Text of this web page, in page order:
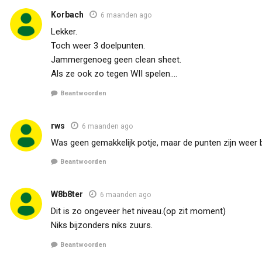
Korbach 6 maanden ago
Lekker.
Toch weer 3 doelpunten.
Jammergenoeg geen clean sheet.
Als ze ook zo tegen WII spelen….
Beantwoorden
rws 6 maanden ago
Was geen gemakkelijk potje, maar de punten zijn weer
Beantwoorden
W8b8ter 6 maanden ago
Dit is zo ongeveer het niveau.(op zit moment)
Niks bijzonders niks zuurs.
Beantwoorden